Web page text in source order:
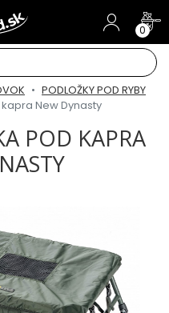
0
PODLOŽKY POD RYBY
New Dynasty
POD KAPRA